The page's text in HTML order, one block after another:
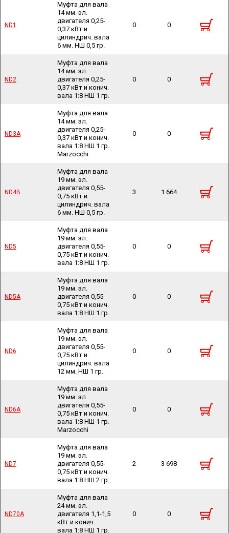
ND1
Муфта для вала
14 мм. эл.
двигателя 0,25-
0,37 кВт и
цилиндрич. вала
6 мм. НШ 0,5 гр.
0 0
ND2
Муфта для вала
14 мм. эл.
двигателя 0,25-
0,37 кВт и конич.
вала 1:8 НШ 1 гр.
0 0
ND3A
Муфта для вала
14 мм. эл.
двигателя 0,25-
0,37 кВт и конич.
вала 1:8 НШ 1 гр.
Marzocchi
0 0
ND4B
Муфта для вала
19 мм. эл.
двигателя 0,55-
0,75 кВт и
цилиндрич. вала
6 мм. НШ 0,5 гр.
3 1 664
ND5
Муфта для вала
19 мм. эл.
двигателя 0,55-
0,75 кВт и конич.
вала 1:8 НШ 1 гр.
0 0
ND5A
Муфта для вала
19 мм. эл.
двигателя 0,55-
0,75 кВт и конич.
вала 1:8 НШ 1 гр.
0 0
ND6
Муфта для вала
19 мм. эл.
двигателя 0,55-
0,75 кВт и
цилиндрич. вала
12 мм. НШ 1 гр.
0 0
ND6A
Муфта для вала
19 мм. эл.
двигателя 0,55-
0,75 кВт и конич.
вала 1:8 НШ 1 гр.
Marzocchi
0 0
ND7
Муфта для вала
19 мм. эл.
двигателя 0,55-
0,75 кВт и конич.
вала 1:8 НШ 2 гр.
2 3 698
ND70A
Муфта для вала
24 мм. эл.
двигателя 1,1-1,5
кВт и конич.
вала 1:8 НШ 1 гр.
0 0
ND1
ND2
ND3A
ND4B
ND5
ND5A
ND6
ND6A
ND7
ND70A